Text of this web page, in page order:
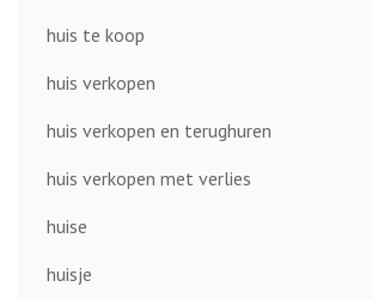
huis te koop
huis verkopen
huis verkopen en terughuren
huis verkopen met verlies
huise
huisje